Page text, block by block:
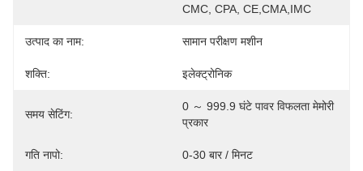
CMC, CPA, CE,CMA,IMC
उत्पाद का नाम: सामान परीक्षण मशीन
शक्ति: इलेक्ट्रोनिक
समय सेटिंग:
0 ～ 999.9 घंटे पावर विफलता मेमोरी
प्रकार
गति नापो: 0-30 बार / मिनट